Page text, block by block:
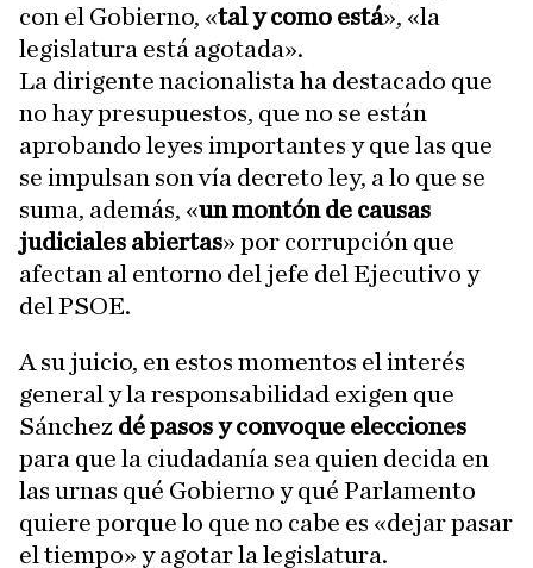
con el Gobierno, «tal y como está», «la
legislatura está agotada».
La dirigente nacionalista ha destacado que
no hay presupuestos, que no se están
aprobando leyes importantes y que las que
se impulsan son vía decreto ley, a lo que se
suma, además, «un montón de causas
judiciales abiertas» por corrupción que
afectan al entorno del jefe del Ejecutivo y
del PSOE.
A su juicio, en estos momentos el interés
general y la responsabilidad exigen que
Sánchez dé pasos y convoque elecciones
para que la ciudadanía sea quien decida en
las urnas qué Gobierno y qué Parlamento
quiere porque lo que no cabe es «dejar pasar
el tiempo» y agotar la legislatura.